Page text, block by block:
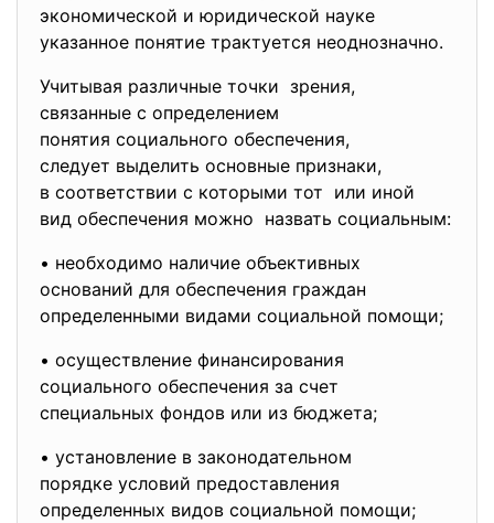
экономической и юридической науке
указанное понятие трактуется неоднозначно.
Учитывая различные точки зрения,
связанные с определением
понятия социального обеспечения,
следует выделить основные признаки,
в соответствии с которыми тот или иной
вид обеспечения можно назвать социальным:
• необходимо наличие объективных
оснований для обеспечения граждан
определенными видами социальной помощи;
• осуществление финансирования
социального обеспечения за счет
специальных фондов или из бюджета;
• установление в законодательном
порядке условий предоставления
определенных видов социальной помощи;